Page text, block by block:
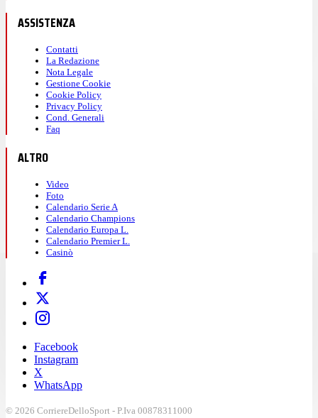
ASSISTENZA
Contatti
La Redazione
Nota Legale
Gestione Cookie
Cookie Policy
Privacy Policy
Cond. Generali
Faq
ALTRO
Video
Foto
Calendario Serie A
Calendario Champions
Calendario Europa L.
Calendario Premier L.
Casinò
Facebook
Instagram
X
WhatsApp
© 2026 CorriereDelloSport - P.Iva 00878311000